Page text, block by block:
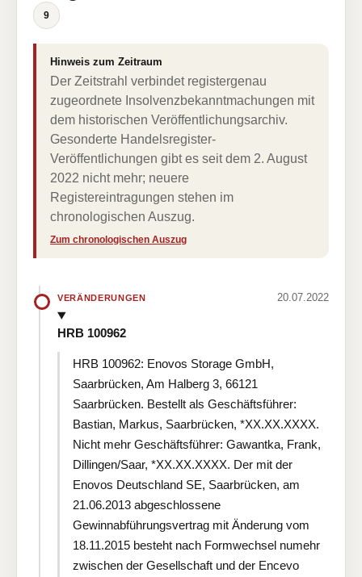
9
Hinweis zum Zeitraum
Der Zeitstrahl verbindet registergenau
zugeordnete Insolvenzbekanntmachungen mit
dem historischen Veröffentlichungsarchiv.
Gesonderte Handelsregister-
Veröffentlichungen gibt es seit dem 2. August
2022 nicht mehr; neuere
Registereintragungen stehen im
chronologischen Auszug.
Zum chronologischen Auszug
VERÄNDERUNGEN 20.07.2022
HRB 100962
HRB 100962: Enovos Storage GmbH,
Saarbrücken, Am Halberg 3, 66121
Saarbrücken. Bestellt als Geschäftsführer:
Bastian, Markus, Saarbrücken, *XX.XX.XXXX.
Nicht mehr Geschäftsführer: Gawantka, Frank,
Dillingen/Saar, *XX.XX.XXXX. Der mit der
Enovos Deutschland SE, Saarbrücken, am
21.06.2013 abgeschlossene
Gewinnabführungsvertrag mit Änderung vom
18.11.2015 besteht nach Formwechsel numehr
zwischen der Gesellschaft und der Encevo